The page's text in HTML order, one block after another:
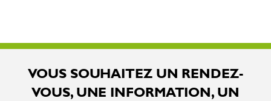
VOUS SOUHAITEZ UN RENDEZ-
VOUS, UNE INFORMATION, UN